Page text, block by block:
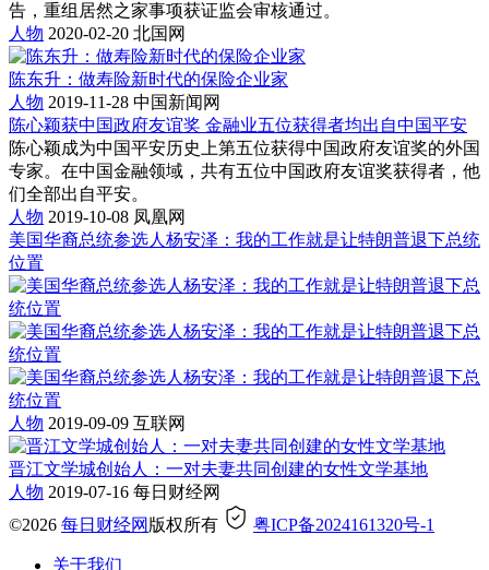
告，重组居然之家事项获证监会审核通过。
人物 2020-02-20 北国网
陈东升：做寿险新时代的保险企业家
人物 2019-11-28 中国新闻网
陈心颖获中国政府友谊奖 金融业五位获得者均出自中国平安
陈心颖成为中国平安历史上第五位获得中国政府友谊奖的外国
专家。在中国金融领域，共有五位中国政府友谊奖获得者，他
们全部出自平安。
人物 2019-10-08 凤凰网
美国华裔总统参选人杨安泽：我的工作就是让特朗普退下总统
位置
人物 2019-09-09 互联网
晋江文学城创始人：一对夫妻共同创建的女性文学基地
人物 2019-07-16 每日财经网
©2026 每日财经网 版权所有 粤ICP备2024161320号-1
关于我们